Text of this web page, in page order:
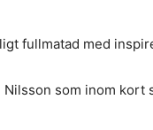
fullmatad med
Nilsson som inom